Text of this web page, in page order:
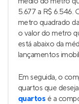
5.677 a R$ 6.546.
metro quadrado
o valor do metro
está abaixo da
lançamentos
Em seguida, o
quartos que
quartos é a